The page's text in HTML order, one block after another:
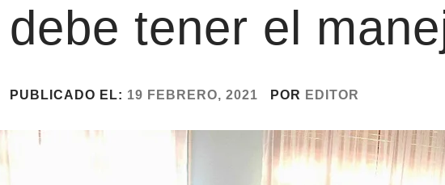
debe tener el
PUBLICADO EL: 19 FEBRERO, 2021 POR EDITOR